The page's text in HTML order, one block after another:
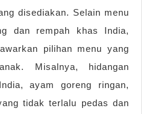
disediakan. Selain menu
dan rempah khas India,
pilihan menu yang
Misalnya, hidangan
ayam goreng ringan,
tidak terlalu pedas dan